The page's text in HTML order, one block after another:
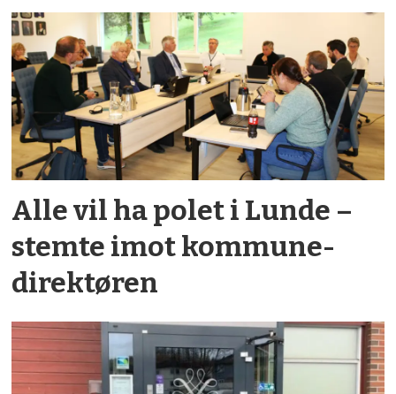
Alle vil ha polet i Lunde –
stemte imot kommune­­
direktøren